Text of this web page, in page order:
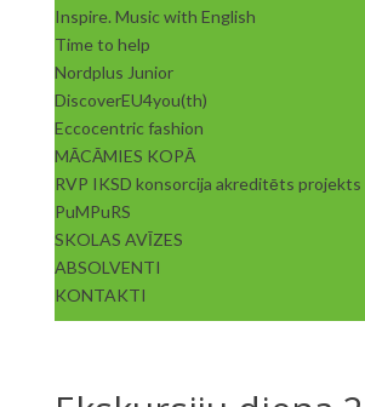
Inspire. Music with English
Time to help
Nordplus Junior
DiscoverEU4you(th)
Eccocentric fashion
MĀCĀMIES KOPĀ
RVP IKSD konsorcija akreditēts projekts
PuMPuRS
SKOLAS AVĪZES
ABSOLVENTI
KONTAKTI